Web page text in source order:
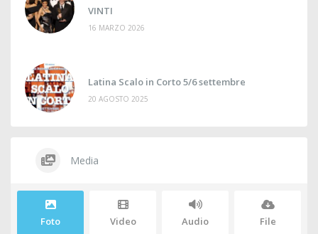
VINTI
16 MARZO 2026
Latina Scalo in Corto 5/6 settembre
20 AGOSTO 2025
Media
Foto Video Audio File